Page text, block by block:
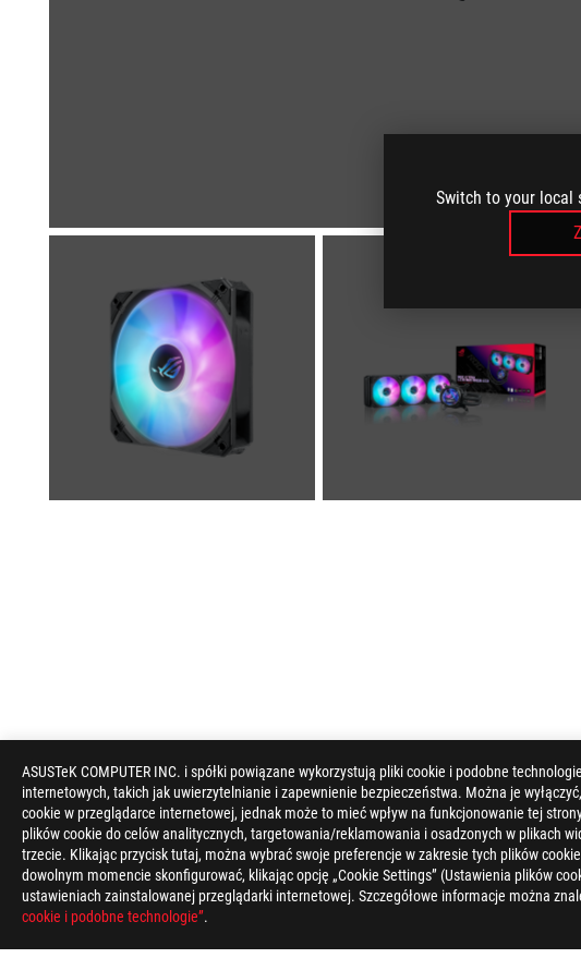
ASUSTeK COMPUTER INC. i spółki powiązane wykorzystują pliki cookie i podobne
internetowych, takich jak uwierzytelnianie i zapewnienie bezpieczeństwa. Można je
cookie w przeglądarce internetowej, jednak może to mieć wpływ na funkcjonowanie tej
plików cookie do celów analitycznych, targetowania/reklamowania i osadzonych w plikach
trzecie. Klikając przycisk tutaj, można wybrać swoje preferencje w zakresie tych plików
dowolnym momencie skonfigurować, klikając opcję „Cookie Settings” (Ustawienia plików
ustawieniach zainstalowanej przeglądarki internetowej. Szczegółowe informacje można
cookie i podobne technologie”.
Switch to your local
ASUS
Footer
> GAMING CHŁODZENIA > ROG STRIX LC > ROG STRIX LC III 360
OBSŁUGIWANE TYPY PŁATNOŚCI